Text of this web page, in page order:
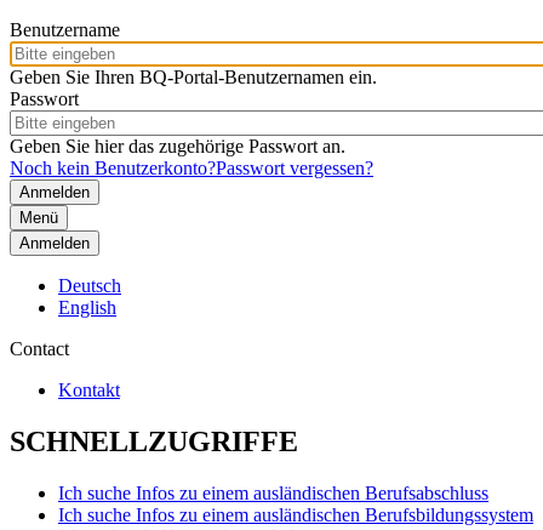
Benutzername
Geben Sie Ihren BQ-Portal-Benutzernamen ein.
Passwort
Geben Sie hier das zugehörige Passwort an.
Noch kein Benutzerkonto?Passwort vergessen?
Menü
Anmelden
Deutsch
English
Contact
Kontakt
SCHNELLZUGRIFFE
Ich suche Infos zu einem ausländischen Berufsabschluss
Ich suche Infos zu einem ausländischen Berufsbildungssystem